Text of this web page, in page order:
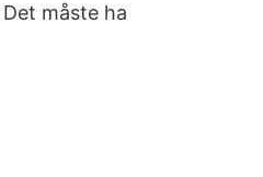
måste ha